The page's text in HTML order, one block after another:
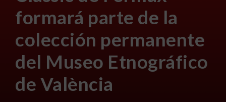
formará parte de la
colección permanente
del Museo Etnográfico
de València